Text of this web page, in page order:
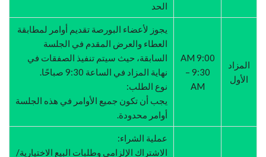
الحد
المزاد
الأول
9:00 AM
– 9:30
AM
يجوز لأعضاء البورصة تقديم أوامر لمطابقة
العطاء والعرض المقدم في الجلسة
السابقة، حيث سيتم تنفيذ الصفقات في
نهاية المزاد في الساعة 9:30 صباحًا.
نوع الطلب:
يجب أن تكون جميع الأوامر في هذه الجلسة
أوامر محدودة.
عملية الشراء:
الاشتراك الإلزامي وطلبات البيع الاختيارية/